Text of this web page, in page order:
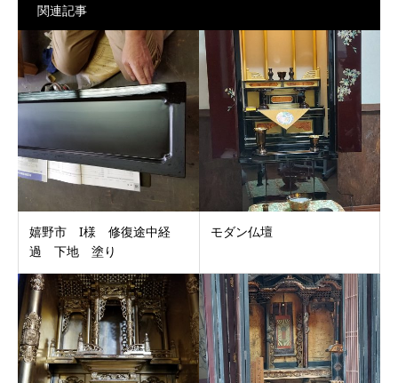
関連記事
嬉野市 I様 修復途中経
過 下地 塗り
モダン仏壇